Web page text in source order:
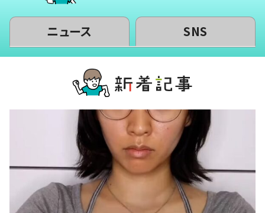
ニュース SNS